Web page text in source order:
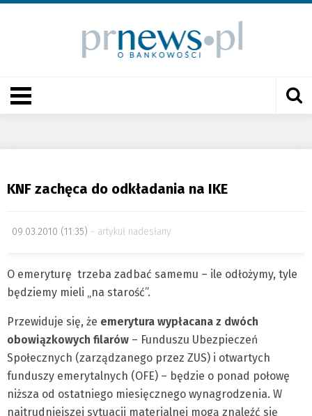
KNF zachęca do odkładania na IKE
09.03.2010 (11:35) artykuł nadesłany
O emeryturę trzeba zadbać samemu – ile odłożymy, tyle
będziemy mieli „na starość”.
Przewiduje się, że emerytura wypłacana z dwóch
obowiązkowych filarów – Funduszu Ubezpieczeń
Społecznych (zarządzanego przez ZUS) i otwartych
funduszy emerytalnych (OFE) – będzie o ponad połowę
niższa od ostatniego miesięcznego wynagrodzenia. W
najtrudniejszej sytuacji materialnej mogą znaleźć się